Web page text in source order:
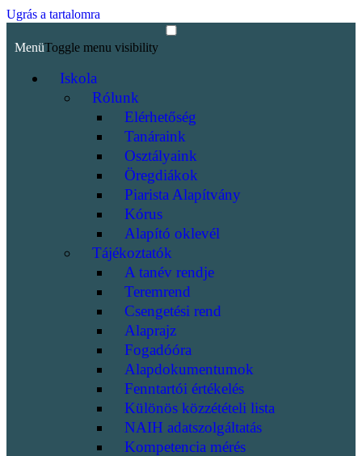
Ugrás a tartalomra
MenüToggle menu visibility
Iskola
Rólunk
Elérhetőség
Tanáraink
Osztályaink
Öregdiákok
Piarista Alapítvány
Kórus
Alapító oklevél
Tájékoztatók
A tanév rendje
Teremrend
Csengetési rend
Alaprajz
Fogadóóra
Alapdokumentumok
Fenntartói értékelés
Különös közzétételi lista
NAIH adatszolgáltatás
Kompetencia mérés